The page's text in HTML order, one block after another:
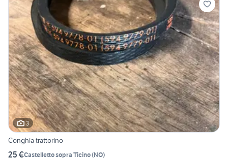
3
Conghia trattorino
25 €Castelletto sopra Ticino(NO)